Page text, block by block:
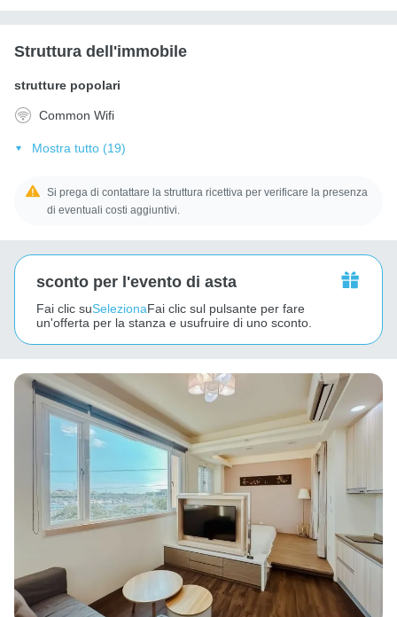
Struttura dell'immobile
strutture popolari
Common Wifi
Mostra tutto (19)
Si prega di contattare la struttura ricettiva per verificare la presenza
di eventuali costi aggiuntivi.
sconto per l'evento di asta
Fai clic suSelezionaFai clic sul pulsante per fare
un'offerta per la stanza e usufruire di uno sconto.